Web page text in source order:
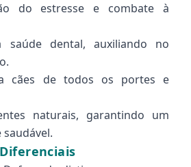
do estresse e combate à
saúde dental, auxiliando no
cães de todos os portes e
naturais, garantindo um
Diferenciais